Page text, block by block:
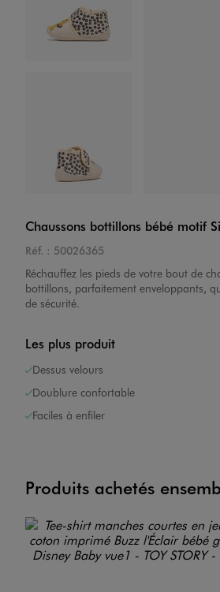
Image 5 sur 6
Image 6 sur 6
Chaussons bottillons bébé motif
Réf. : 50026365
Réchauffez les pieds de votre bout de
bottillons, parfaitement enveloppants,
de sécurité.
Les plus produit
Dessus velours
Doublure confortable
Faciles à enfiler
Produits achetés